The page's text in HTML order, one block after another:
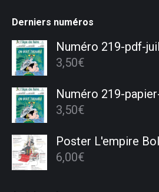
Derniers numéros
Numéro 219-pdf-
3,50€
Numéro 219-
3,50€
Poster L'empire
6,00€